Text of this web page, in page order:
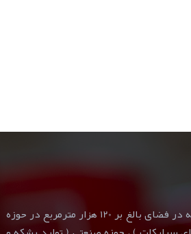
گروه صنعتی و شیمیایی ریف از بزرگترین مجموعه های تولیدی در کشور می باشد که در فضای بالغ بر 120 هزار مترمربع در حوزه